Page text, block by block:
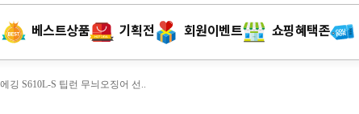
베스트상품 기획전 회원이벤트 쇼핑혜택존
깅 S610L-S 팁런 무늬오징어 선..